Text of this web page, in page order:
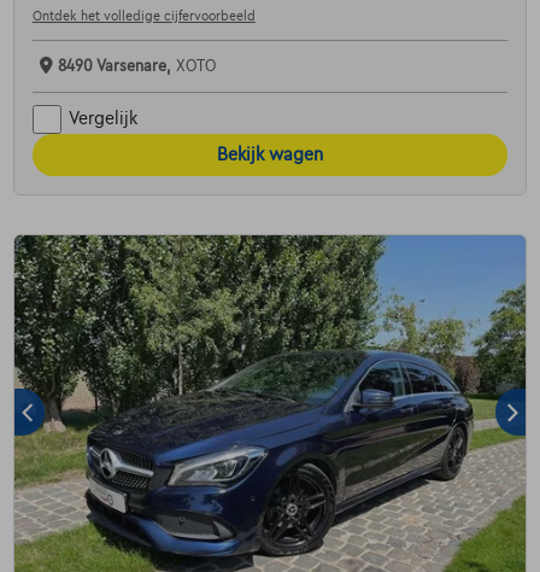
Ontdek het volledige cijfervoorbeeld
8490 Varsenare, XOTO
Vergelijk
Bekijk wagen